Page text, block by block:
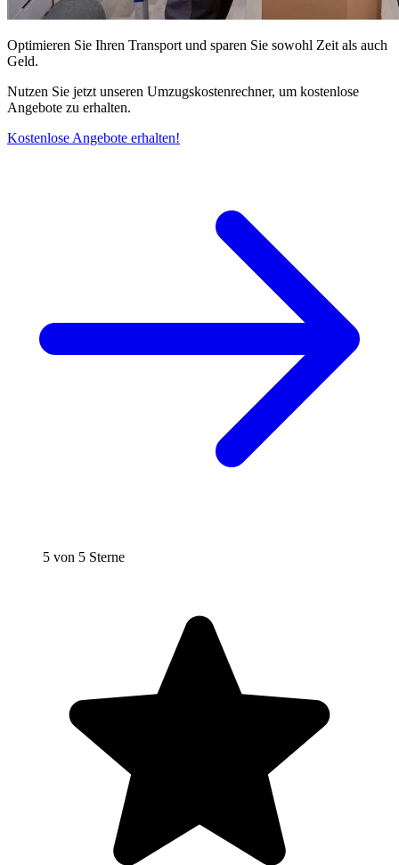
Optimieren Sie Ihren Transport und sparen Sie sowohl Zeit als auch
Geld.
Nutzen Sie jetzt unseren Umzugskostenrechner, um kostenlose
Angebote zu erhalten.
Kostenlose Angebote erhalten!
5 von 5 Sterne